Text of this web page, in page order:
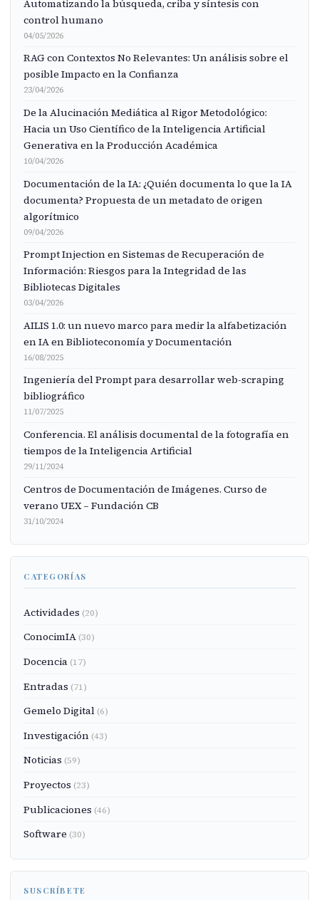
Automatizando la búsqueda, criba y síntesis con
control humano
04/05/2026
RAG con Contextos No Relevantes: Un análisis sobre el
posible Impacto en la Confianza
23/04/2026
De la Alucinación Mediática al Rigor Metodológico:
Hacia un Uso Científico de la Inteligencia Artificial
Generativa en la Producción Académica
10/04/2026
Documentación de la IA: ¿Quién documenta lo que la IA
documenta? Propuesta de un metadato de origen
algorítmico
09/04/2026
Prompt Injection en Sistemas de Recuperación de
Información: Riesgos para la Integridad de las
Bibliotecas Digitales
03/04/2026
AILIS 1.0: un nuevo marco para medir la alfabetización
en IA en Biblioteconomía y Documentación
16/08/2025
Ingeniería del Prompt para desarrollar web-scraping
bibliográfico
11/07/2025
Conferencia. El análisis documental de la fotografía en
tiempos de la Inteligencia Artificial
29/11/2024
Centros de Documentación de Imágenes. Curso de
verano UEX – Fundación CB
31/10/2024
CATEGORÍAS
Actividades (20)
ConocimIA (30)
Docencia (17)
Entradas (71)
Gemelo Digital (6)
Investigación (43)
Noticias (59)
Proyectos (23)
Publicaciones (46)
Software (30)
SUSCRÍBETE